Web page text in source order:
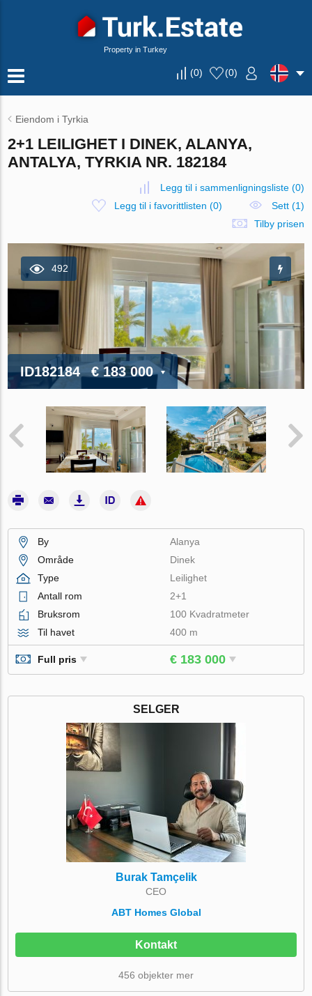
Property in Turkey
(0) (0)
Eiendom i Tyrkia
2+1 LEILIGHET I DINEK, ALANYA,
ANTALYA, TYRKIA NR. 182184
Legg til i sammenligningsliste(0)
Legg til i favorittlisten (0)
Sett (1)
Tilby prisen
492
ID182184 € 183 000
By
Alanya
Område
Dinek
Type
Leilighet
Antall rom
2+1
Bruksrom
100 Kvadratmeter
Til havet
400 m
Full pris € 183 000
SELGER
Burak Tamçelik
CEO
ABT Homes Global
Kontakt
456 objekter mer